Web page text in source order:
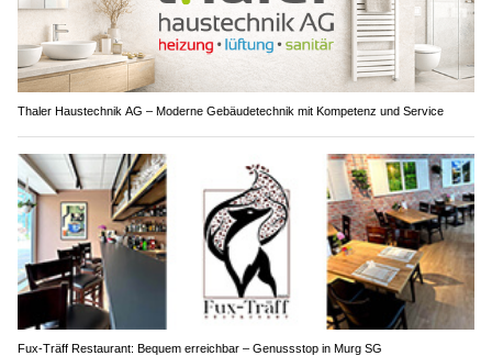
Thaler Haustechnik AG – Moderne Gebäudetechnik mit Kompetenz und Service
Fux-Träff Restaurant: Bequem erreichbar – Genussstop in Murg SG